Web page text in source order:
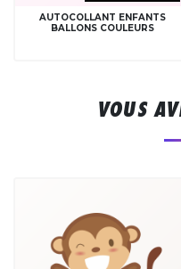
AUTOCOLLANT ENFANTS
BALLONS COULEURS
VOUS